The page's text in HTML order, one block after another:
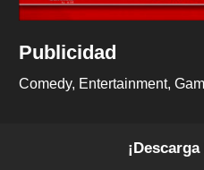
Publicidad
Comedy Entertainment